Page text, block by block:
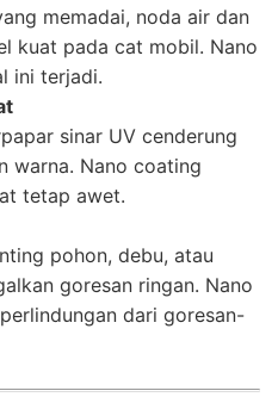
memadai, noda air dan
kuat pada cat mobil. Nano
ini terjadi.
sinar UV cenderung
warna. Nano coating
tetap awet.
pohon, debu, atau
goresan ringan. Nano
dari goresan-